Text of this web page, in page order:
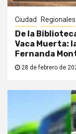
Ciudad Regionales
De la
Vaca Muerta:
Fernanda
28 de febrero de